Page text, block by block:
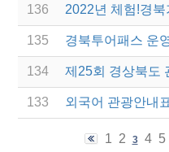
136 2022년 체험!경
135 경북투어패스 운
134 제25회 경상북도
133 외국어 관광안내
1 2 3 4 5